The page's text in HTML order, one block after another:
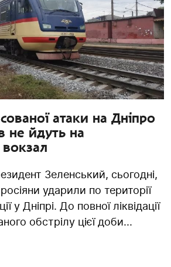
атаки на Дніпро
не йдуть на
Зеленський, сьогодні,
ударили по території
у Дніпрі. До повної ліквідації
обстрілу цієї доби...